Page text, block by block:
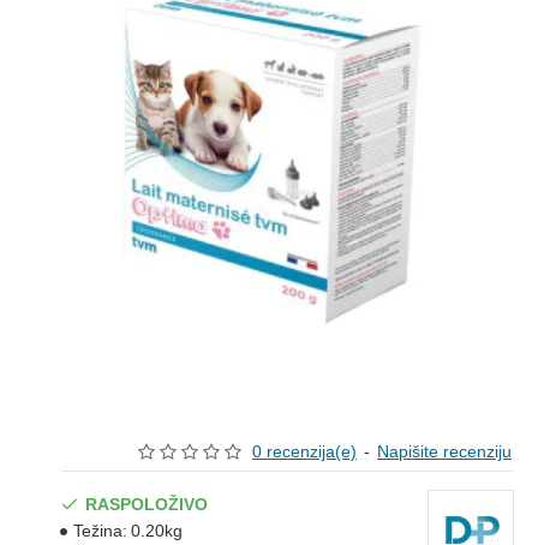
0 recenzija(e) - Napišite recenziju
RASPOLOŽIVO
Težina: 0.20kg